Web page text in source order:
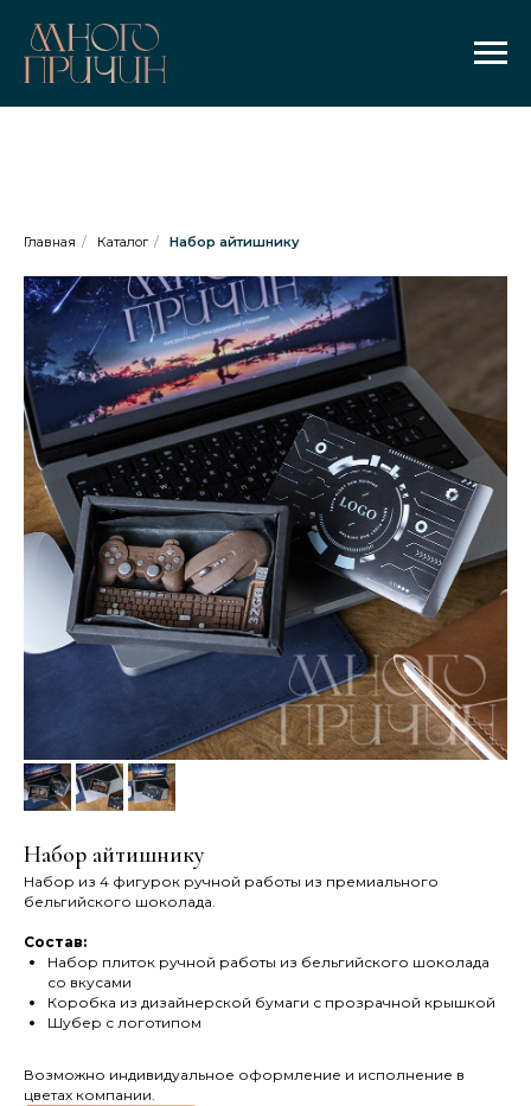
Главная / Каталог / Набор айтишнику
Набор айтишнику
Набор из 4 фигурок ручной работы из премиального
бельгийского шоколада.
Состав:
Набор плиток ручной работы из бельгийского шоколада
со вкусами
Коробка из дизайнерской бумаги с прозрачной крышкой
Шубер с логотипом
Возможно индивидуальное оформление и исполнение в
цветах компании.